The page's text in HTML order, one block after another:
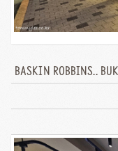
BASKIN ROBBINS..